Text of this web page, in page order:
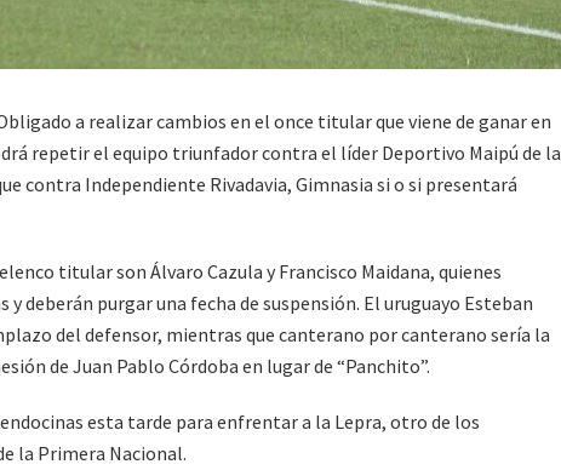
a realizar cambios en el once titular que viene de ganar en
repetir el equipo triunfador contra el líder Deportivo Maipú de la
contra Independiente Rivadavia, Gimnasia si o si presentará
titular son Álvaro Cazula y Francisco Maidana, quienes
deberán purgar una fecha de suspensión. El uruguayo Esteban
del defensor, mientras que canterano por canterano sería la
de Juan Pablo Córdoba en lugar de “Panchito”.
esta tarde para enfrentar a la Lepra, otro de los
la Primera Nacional.